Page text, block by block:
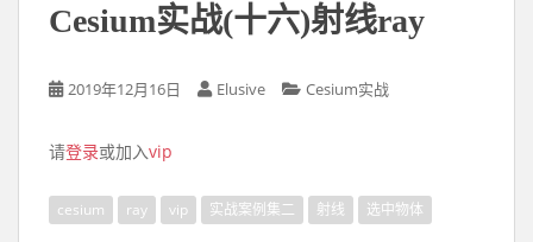
Cesium实战(十六)射线ray
2019年12月16日 Elusive Cesium实战
请登录或加入vip
cesium ray vip 实战案例集二 射线 选中物体